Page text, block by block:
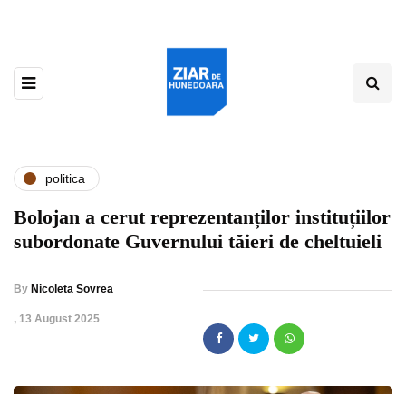
politica
Bolojan a cerut reprezentanților instituțiilor
subordonate Guvernului tăieri de cheltuieli
By Nicoleta Sovrea
, 13 August 2025